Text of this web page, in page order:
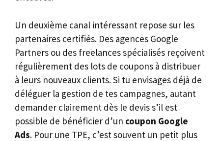
Un deuxième canal intéressant repose sur les
partenaires certifiés. Des agences Google
Partners ou des freelances spécialisés reçoivent
régulièrement des lots de coupons à distribuer
à leurs nouveaux clients. Si tu envisages déjà de
déléguer la gestion de tes campagnes, autant
demander clairement dès le devis s’il est
possible de bénéficier d’un coupon Google
Ads. Pour une TPE, c’est souvent un petit plus